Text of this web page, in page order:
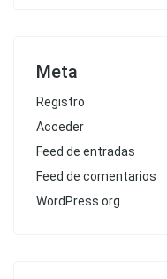
Meta
Registro
Acceder
Feed de entradas
Feed de comentarios
WordPress.org